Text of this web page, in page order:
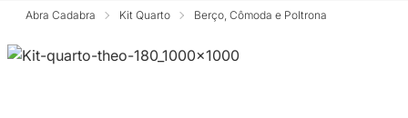
Abra Cadabra Kit Quarto Berço, Cômoda e Poltrona